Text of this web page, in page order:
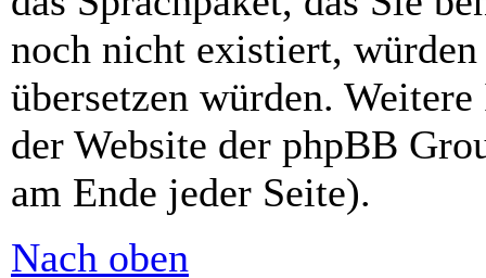
noch nicht existiert,
übersetzen würden.
der Website der phpBB
am Ende jeder Seite).
Nach oben